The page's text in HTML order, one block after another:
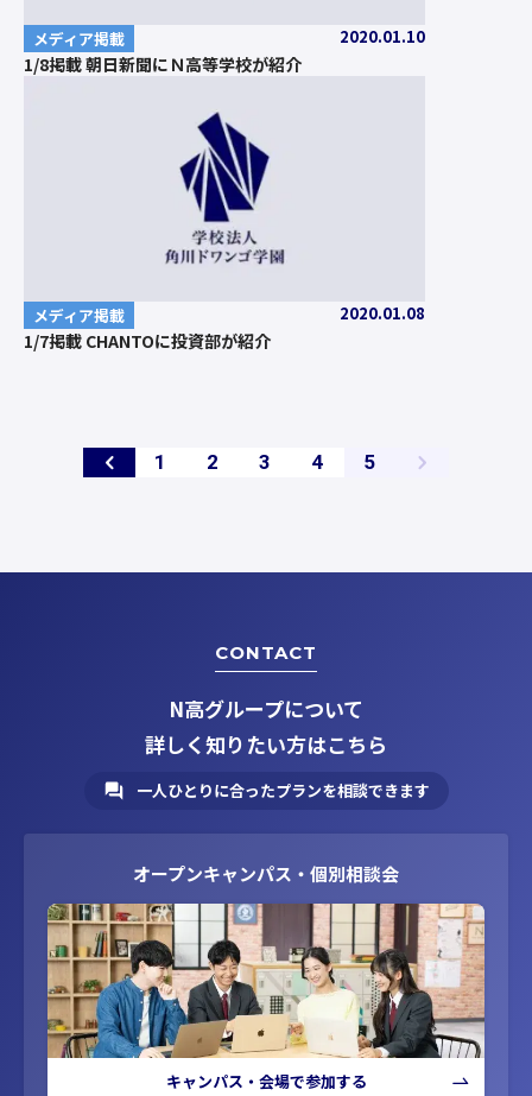
メディア掲載 2020.01.10
1/8掲載 朝日新聞にＮ高等学校が紹介
メディア掲載 2020.01.08
1/7掲載 CHANTOに投資部が紹介
1
ペ
ー
2
ペ
3
ペ
4
ペ
5
ペ
CONTACT
N高グループについて
詳しく知りたい方はこちら
一人ひとりに合ったプランを相談できます
オープンキャンパス・個別相談会
キャンパス・会場で参加する